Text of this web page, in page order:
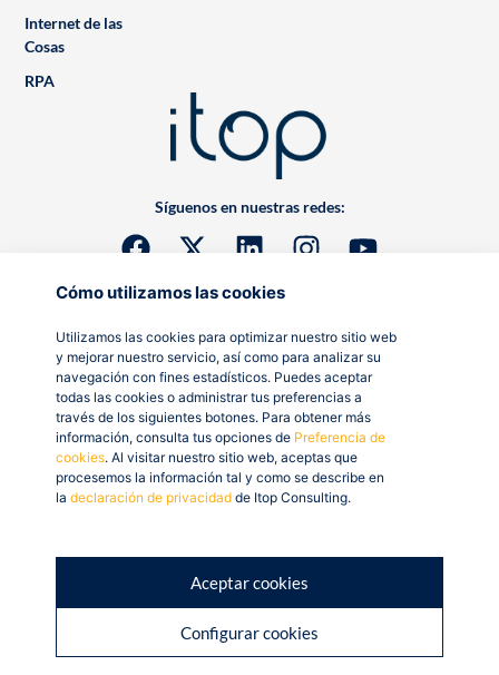
Cómo utilizamos las cookies
Utilizamos las cookies para optimizar nuestro sitio web
y mejorar nuestro servicio, así como para analizar su
navegación con fines estadísticos. Puedes aceptar
todas las cookies o administrar tus preferencias a
través de los siguientes botones. Para obtener más
información, consulta tus opciones de Preferencia de
cookies. Al visitar nuestro sitio web, aceptas que
procesemos la información tal y como se describe en
la declaración de privacidad de Itop Consulting.
Aceptar cookies
Configurar cookies
Síguenos en nuestras redes:
Internet de las
Cosas
RPA